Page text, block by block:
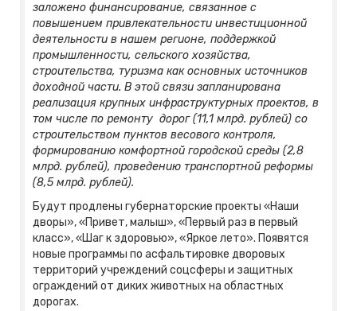
заложено финансирование, связанное с
повышением привлекательности инвестиционной
деятельности в нашем регионе, поддержкой
промышленности, сельского хозяйства,
строительства, туризма как основных источников
доходной части. В этой связи запланирована
реализация крупных инфраструктурных проектов, в
том числе по ремонту дорог (11,1 млрд. рублей) со
строительством пунктов весового контроля,
формированию комфортной городской среды (2,8
млрд. рублей), проведению транспортной реформы
(8,5 млрд. рублей).
Будут продлены губернаторские проекты «Наши
дворы», «Привет, малыш», «Первый раз в первый
класс», «Шаг к здоровью», «Яркое лето». Появятся
новые программы по асфальтировке дворовых
территорий учреждений соцсферы и защитных
ограждений от диких животных на областных
дорогах.